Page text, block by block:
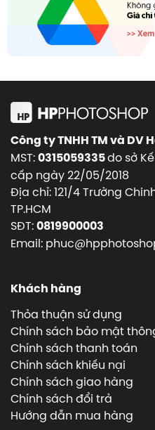
Công ty TNHH TM và DV
MST:0315059335do sở
cấp ngày 22/05/2018
Địa chỉ: 121/4 Trường
TP.HCM
SĐT:0819900003
Email:
Khách hàng
Thỏa thuận sử dụng
Chính sách bảo mật
Chính sách thanh toán
Chính sách khiếu nại
Chính sách giao hàng
Chính sách đổi trả
Hướng dẫn mua hàng